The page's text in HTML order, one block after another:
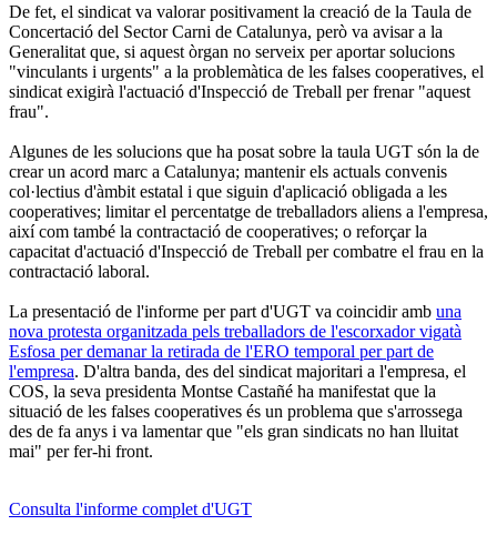
De fet, el sindicat va valorar positivament la creació de la Taula de
Concertació del Sector Carni de Catalunya, però va avisar a la
Generalitat que, si aquest òrgan no serveix per aportar solucions
"vinculants i urgents" a la problemàtica de les falses cooperatives, el
sindicat exigirà l'actuació d'Inspecció de Treball per frenar "aquest
frau".
Algunes de les solucions que ha posat sobre la taula UGT són la de
crear un acord marc a Catalunya; mantenir els actuals convenis
col·lectius d'àmbit estatal i que siguin d'aplicació obligada a les
cooperatives; limitar el percentatge de treballadors aliens a l'empresa,
així com també la contractació de cooperatives; o reforçar la
capacitat d'actuació d'Inspecció de Treball per combatre el frau en la
contractació laboral.
La presentació de l'informe per part d'UGT va coincidir amb una
nova protesta organitzada pels treballadors de l'escorxador vigatà
Esfosa per demanar la retirada de l'ERO temporal per part de
l'empresa. D'altra banda, des del sindicat majoritari a l'empresa, el
COS, la seva presidenta Montse Castañé ha manifestat que la
situació de les falses cooperatives és un problema que s'arrossega
des de fa anys i va lamentar que "els gran sindicats no han lluitat
mai" per fer-hi front.
Consulta l'informe complet d'UGT